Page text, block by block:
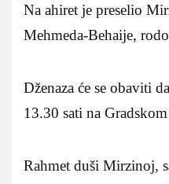
Na ahiret je preselio
Mehmeda-Behaije,
Dženaza će se obaviti
13.30 sati na
Rahmet duši Mirzinoj,